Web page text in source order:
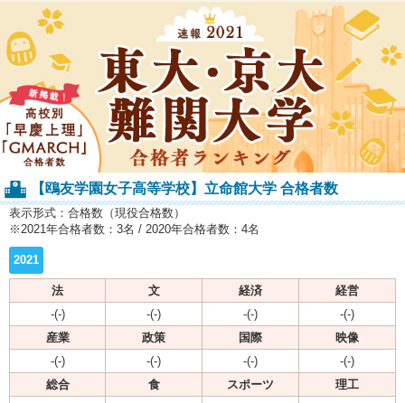
【鴎友学園女子高等学校】立命館大学 合格者数
表示形式：合格数（現役合格数）
※2021年合格者数：3名 / 2020年合格者数：4名
2021
法 文 経済
経営
-(-)
-(-) -(-)
-(-)
産業
政策 国際
映像
-(-)
-(-) -(-)
-(-)
総合
食 スポーツ
理工